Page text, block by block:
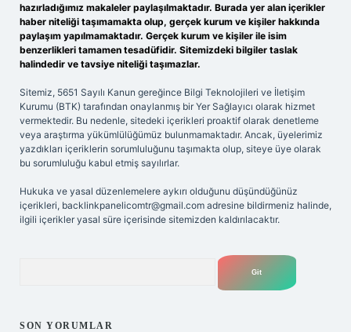
hazırladığımız makaleler paylaşılmaktadır. Burada yer alan içerikler
haber niteliği taşımamakta olup, gerçek kurum ve kişiler hakkında
paylaşım yapılmamaktadır. Gerçek kurum ve kişiler ile isim
benzerlikleri tamamen tesadüfidir. Sitemizdeki bilgiler taslak
halindedir ve tavsiye niteliği taşımazlar.
Sitemiz, 5651 Sayılı Kanun gereğince Bilgi Teknolojileri ve İletişim
Kurumu (BTK) tarafından onaylanmış bir Yer Sağlayıcı olarak hizmet
vermektedir. Bu nedenle, sitedeki içerikleri proaktif olarak denetleme
veya araştırma yükümlülüğümüz bulunmamaktadır. Ancak, üyelerimiz
yazdıkları içeriklerin sorumluluğunu taşımakta olup, siteye üye olarak
bu sorumluluğu kabul etmiş sayılırlar.
Hukuka ve yasal düzenlemelere aykırı olduğunu düşündüğünüz
içerikleri, backlinkpanelicomtr@gmail.com adresine bildirmeniz halinde,
ilgili içerikler yasal süre içerisinde sitemizden kaldırılacaktır.
SON YORUMLAR